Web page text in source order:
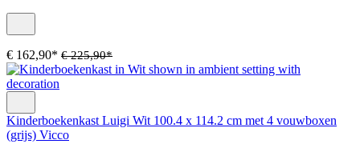
€ 162,90* € 225,90*
Kinderboekenkast Luigi Wit 100.4 x 114.2 cm met 4 vouwboxen
(grijs) Vicco